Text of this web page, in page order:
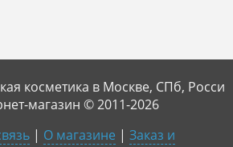
косметика в Москве, СПб, Росси
магазин © 2011-2026
| О магазине | Заказ и